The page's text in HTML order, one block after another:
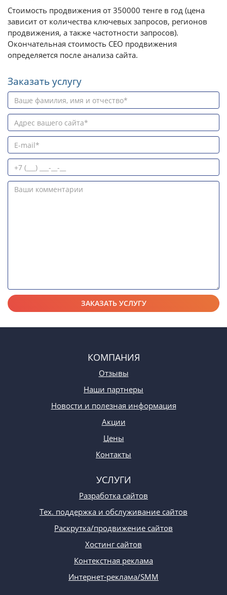
Стоимость продвижения от 350000 тенге в год (цена
зависит от количества ключевых запросов, регионов
продвижения, а также частотности запросов).
Окончательная стоимость СЕО продвижения
определяется после анализа сайта.
Заказать услугу
КОМПАНИЯ
Отзывы
Наши партнеры
Новости и полезная информация
Акции
Цены
Контакты
УСЛУГИ
Разработка сайтов
Тех. поддержка и обслуживание сайтов
Раскрутка/продвижение сайтов
Хостинг сайтов
Контекстная реклама
Интернет-реклама/SMM